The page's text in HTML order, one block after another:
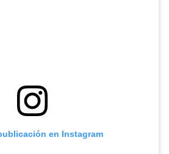
en Instagram